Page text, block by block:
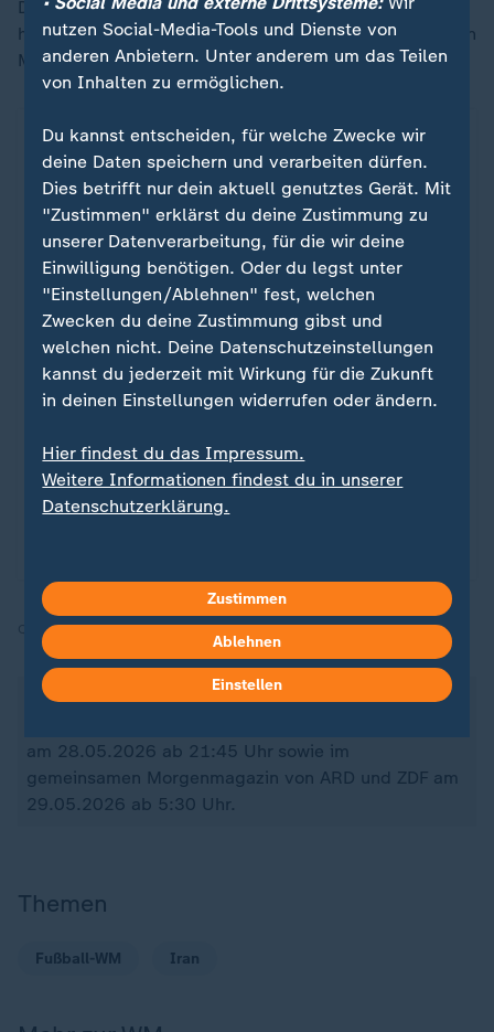
Der Chef des iranischen Fußballverbandes, Mehdi Taj,
hatte zuletzt die Hoffnung geäußert, dass den Spielern
Mehrfachvisa gewährt werden.
Sport
Vor der WM 2006 steht der deutsche Fußball am
Abgrund. Jürgen Klinsmanns Revolution droht zu
scheitern – bis sein junges Team das Land
Quelle:SID, dpa
Über den US-Iran-Konflikt berichtet das ZDF in
am 28.05.2026 ab 21:45 Uhr sowie im
gemeinsamen Morgenmagazin von ARD und ZDF am
29.05.2026 ab 5:30 Uhr.
Themen
Fußball-WM Iran
nutzen Social-Media-Tools und Dienste von
anderen Anbietern. Unter anderem um das Teilen
von Inhalten zu ermöglichen.
Du kannst entscheiden, für welche Zwecke wir
deine Daten speichern und verarbeiten dürfen.
Dies betrifft nur dein aktuell genutztes Gerät. Mit
"Zustimmen" erklärst du deine Zustimmung zu
unserer Datenverarbeitung, für die wir deine
Einwilligung benötigen. Oder du legst unter
"Einstellungen/Ablehnen" fest, welchen
Zwecken du deine Zustimmung gibst und
welchen nicht. Deine Datenschutzeinstellungen
kannst du jederzeit mit Wirkung für die Zukunft
in deinen Einstellungen widerrufen oder ändern.
Hier findest du das Impressum.
Weitere Informationen findest du in unserer
Datenschutzerklärung.
Zustimmen
Ablehnen
Einstellen